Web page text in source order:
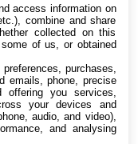
Blanche - Platine
direct 3
78 trs/min) avec
et port USB voir l'offre
sans Fil
(Serveur et
Vlan, Mode Point
contrôle Parental,
voir l'offre
access information on
combine and share
collected on this
of us, or obtained
purchases,
emails, phone, precise
offering you services,
your devices and
audio, and video),
and analysing